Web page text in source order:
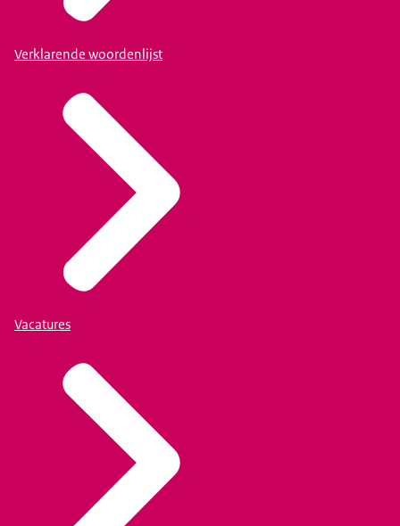
Verklarende woordenlijst
Vacatures